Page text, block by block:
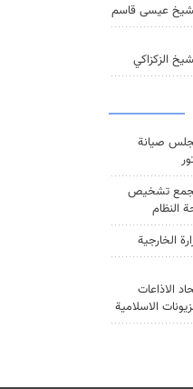
عيسى قاسم
الزكزاكي
صيانة
تشخيص
النظام
الخارجية
الاذاعات
الاسلامية